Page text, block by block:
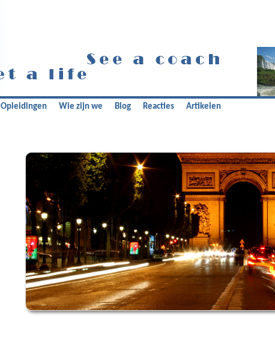
Opleidingen Wie zijn we Blog Reacties Artikelen